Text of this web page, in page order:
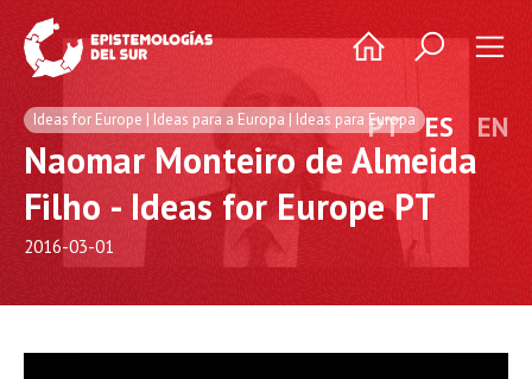
PT ES EN
Ideas for Europe | Ideas para a Europa | Ideas para Europa
Naomar Monteiro de Almeida
Filho - Ideas for Europe PT
2016-03-01